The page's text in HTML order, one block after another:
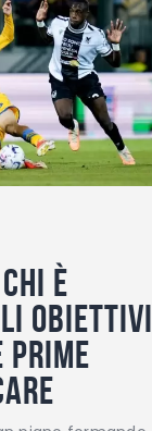
è
obiettivi
prime